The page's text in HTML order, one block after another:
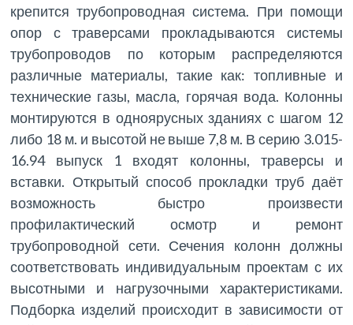
крепится трубопроводная система. При помощи
опор с траверсами прокладываются системы
трубопроводов по которым распределяются
различные материалы, такие как: топливные и
технические газы, масла, горячая вода. Колонны
монтируются в одноярусных зданиях с шагом 12
либо 18 м. и высотой не выше 7,8 м. В серию 3.015-
16.94 выпуск 1 входят колонны, траверсы и
вставки. Открытый способ прокладки труб даёт
возможность быстро произвести
профилактический осмотр и ремонт
трубопроводной сети. Сечения колонн должны
соответствовать индивидуальным проектам с их
высотными и нагрузочными характеристиками.
Подборка изделий происходит в зависимости от